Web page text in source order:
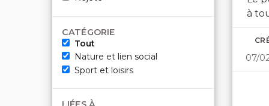
CATÉGORIE
Tout
Nature et lien social
Sport et loisirs
à
07/